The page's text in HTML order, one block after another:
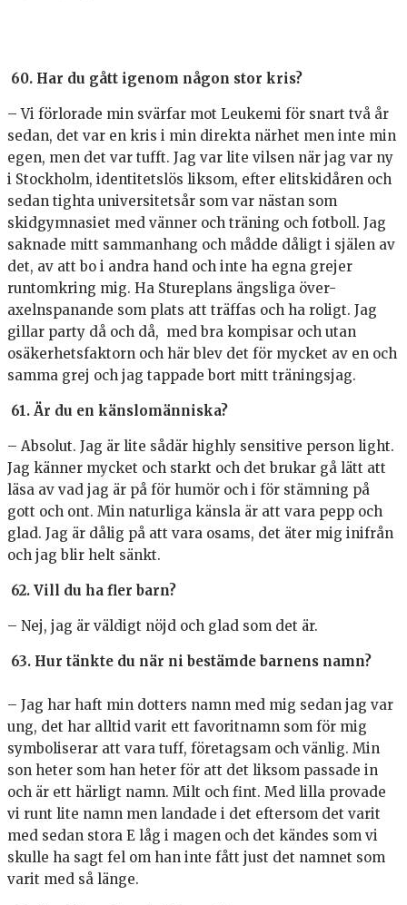
60. Har du gått igenom någon stor kris?
– Vi förlorade min svärfar mot Leukemi för snart två år
sedan, det var en kris i min direkta närhet men inte min
egen, men det var tufft. Jag var lite vilsen när jag var ny
i Stockholm, identitetslös liksom, efter elitskidåren och
sedan tighta universitetsår som var nästan som
skidgymnasiet med vänner och träning och fotboll. Jag
saknade mitt sammanhang och mådde dåligt i själen av
det, av att bo i andra hand och inte ha egna grejer
runtomkring mig. Ha Stureplans ängsliga över-
axelnspanande som plats att träffas och ha roligt. Jag
gillar party då och då, med bra kompisar och utan
osäkerhetsfaktorn och här blev det för mycket av en och
samma grej och jag tappade bort mitt träningsjag.
61. Är du en känslomänniska?
– Absolut. Jag är lite sådär highly sensitive person light.
Jag känner mycket och starkt och det brukar gå lätt att
läsa av vad jag är på för humör och i för stämning på
gott och ont. Min naturliga känsla är att vara pepp och
glad. Jag är dålig på att vara osams, det äter mig inifrån
och jag blir helt sänkt.
62. Vill du ha fler barn?
– Nej, jag är väldigt nöjd och glad som det är.
63. Hur tänkte du när ni bestämde barnens namn?
– Jag har haft min dotters namn med mig sedan jag var
ung, det har alltid varit ett favoritnamn som för mig
symboliserar att vara tuff, företagsam och vänlig. Min
son heter som han heter för att det liksom passade in
och är ett härligt namn. Milt och fint. Med lilla provade
vi runt lite namn men landade i det eftersom det varit
med sedan stora E låg i magen och det kändes som vi
skulle ha sagt fel om han inte fått just det namnet som
varit med så länge.